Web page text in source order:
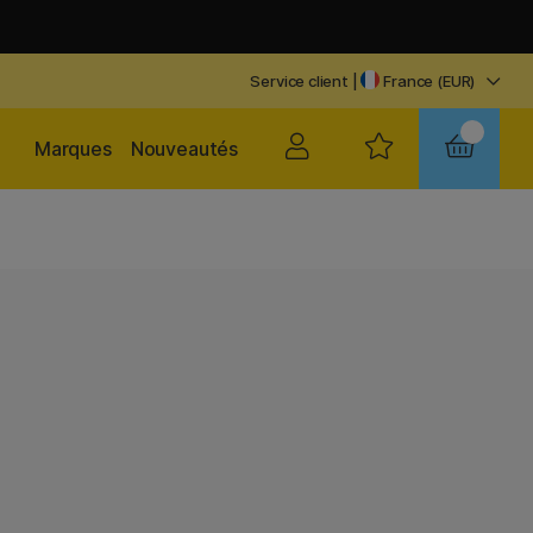
Service client | France (EUR)
Nouveautés
Marques